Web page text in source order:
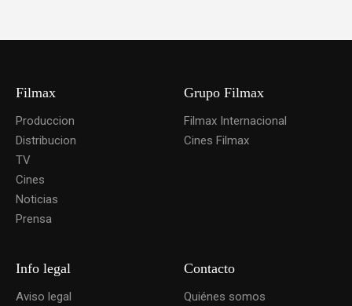
Filmax
Produccion
Distribucion
TV
Cines
Noticias
Prensa
Grupo Filmax
Filmax Internacional
Cines Filmax
Info legal
Aviso legal
Contacto
Quiénes somos